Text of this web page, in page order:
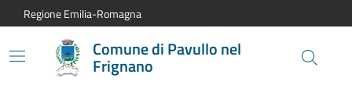
Vai al contenuto principale
Vai alla navigazione del sito
Vai al piede di pagina
Regione Emilia-Romagna
Comune di Pavullo nel
Frignano